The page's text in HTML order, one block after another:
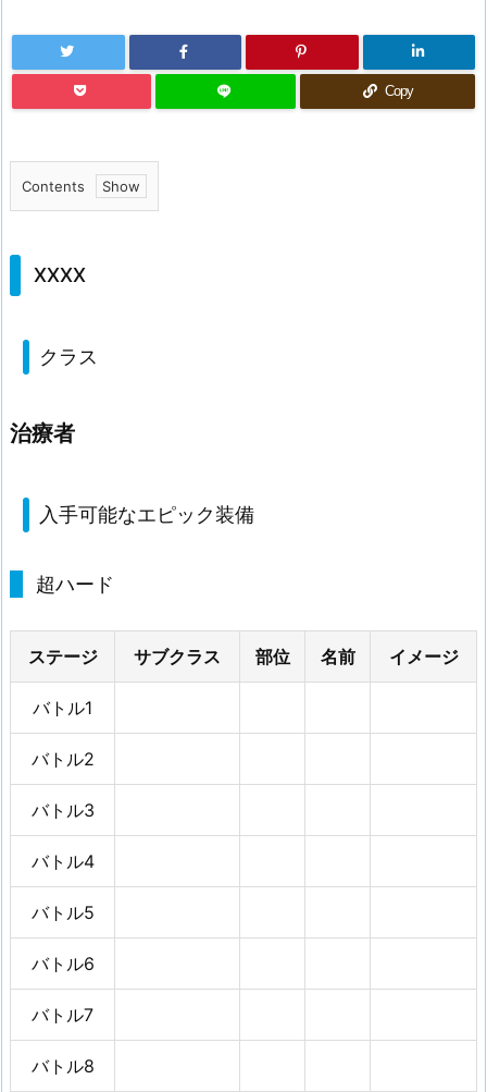
Copy
Contents
1.
X
1.
ラ
1.
手
能
エ
ピ
ッ
ク
装
攻
略
目
次
XXXX
クラス
治療者
入手可能なエピック装備
超ハード
ステージ サブクラス 部位 名前 イメージ
バトル1
バトル2
バトル3
バトル4
バトル5
バトル6
バトル7
バトル8